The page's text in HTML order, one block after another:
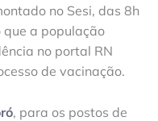
no Sesi, das 8h
a população
no portal RN
de vacinação.
, para os postos de